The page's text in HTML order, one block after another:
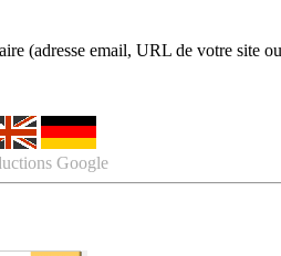
(adresse email, URL de votre site
Google